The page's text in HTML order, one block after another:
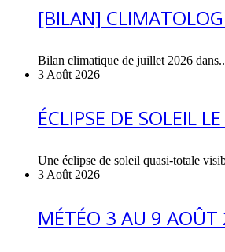
[BILAN]
Bilan climatique de juillet 2026
3 Août 2026
ÉCLIPSE DE SOLEIL
Une éclipse de soleil quasi-totale
3 Août 2026
MÉTÉO 3 AU 9 AOÛT